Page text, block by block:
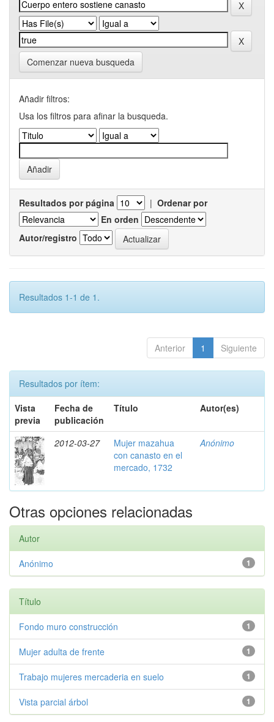
Comenzar nueva busqueda
Añadir filtros:
Usa los filtros para afinar la busqueda.
Resultados por página | Ordenar por
En orden
Autor/registro
Resultados 1-1 de 1.
Anterior 1 Siguiente
Resultados por ítem:
Vista
previa
Fecha de
publicación
Título Autor(es)
2012-03-27
Mujer mazahua
con canasto en el
mercado, 1732
Anónimo
Otras opciones relacionadas
Autor
1
Anónimo
Título
1
Fondo muro construcción
1
Mujer adulta de frente
1
Trabajo mujeres mercaderia en suelo
1
Vista parcial árbol